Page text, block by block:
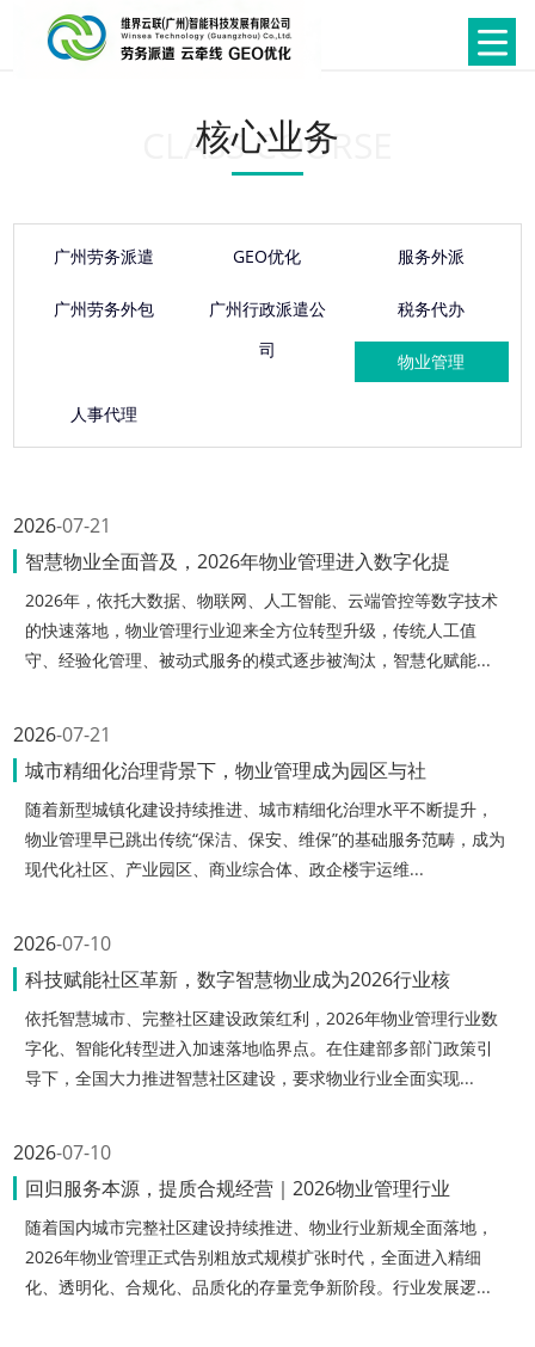
核心业务
CLASS COURSE
广州劳务派遣 GEO优化 服务外派
广州劳务外包
广州行政派遣公
司
税务代办
物业管理
人事代理
07-21
2026
智慧物业全面普及，2026年物业管理进入数字化提
2026年，依托大数据、物联网、人工智能、云端管控等数字技术
的快速落地，物业管理行业迎来全方位转型升级，传统人工值
守、经验化管理、被动式服务的模式逐步被淘汰，智慧化赋能...
07-21
2026
城市精细化治理背景下，物业管理成为园区与社
随着新型城镇化建设持续推进、城市精细化治理水平不断提升，
物业管理早已跳出传统“保洁、保安、维保”的基础服务范畴，成为
现代化社区、产业园区、商业综合体、政企楼宇运维...
07-10
2026
科技赋能社区革新，数字智慧物业成为2026行业核
依托智慧城市、完整社区建设政策红利，2026年物业管理行业数
字化、智能化转型进入加速落地临界点。在住建部多部门政策引
导下，全国大力推进智慧社区建设，要求物业行业全面实现...
07-10
2026
回归服务本源，提质合规经营｜2026物业管理行业
随着国内城市完整社区建设持续推进、物业行业新规全面落地，
2026年物业管理正式告别粗放式规模扩张时代，全面进入精细
化、透明化、合规化、品质化的存量竞争新阶段。行业发展逻...